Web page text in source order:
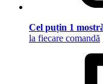
Cel puțin 1
la fiecare comandă